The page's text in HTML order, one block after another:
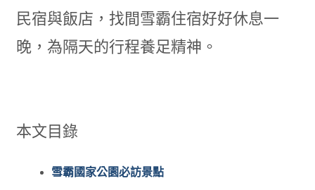
民宿與飯店，找間雪霸住宿好好休息一
晚，為隔天的行程養足精神。
本文目錄
雪霸國家公園必訪景點